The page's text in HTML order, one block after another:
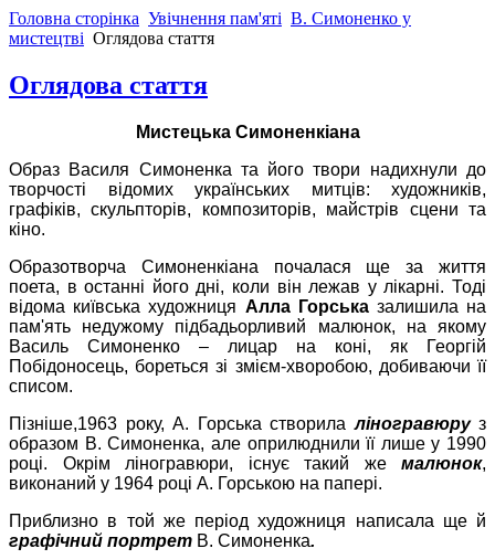
Головна сторінка Увічнення пам'яті В. Симоненко у
мистецтві Оглядова стаття
Оглядова стаття
Мистецька Симоненкіана
Образ Василя Симоненка та його твори надихнули до
творчості відомих українських митців: художників,
графіків, скульпторів, композиторів, майстрів сцени та
кіно.
Образотворча Симоненкіана почалася ще за життя
поета, в останні його дні, коли він лежав у лікарні. Тоді
відома київська художниця Алла Горськазалишила на
пам'ять недужому підбадьорливий малюнок, на якому
Василь Симоненко – лицар на коні, як Георгій
Побідоносець, бореться зі змієм-хворобою, добиваючи її
списом.
Пізніше,1963 року, А. Горська створилаліногравюру з
образом В. Симоненка, але оприлюднили її лише у 1990
році. Окрім ліногравюри, існує такий же малюнок,
виконаний у 1964 році А. Горською на папері.
Приблизно в той же період художниця написала ще й
графічний портрет В. Симоненка.